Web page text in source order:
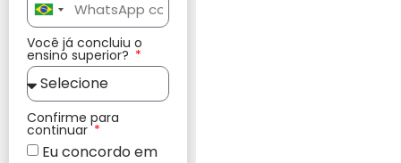
Brazil
+55
Você já concluiu o
ensino superior?
Confirme para
continuar
Eu concordo em